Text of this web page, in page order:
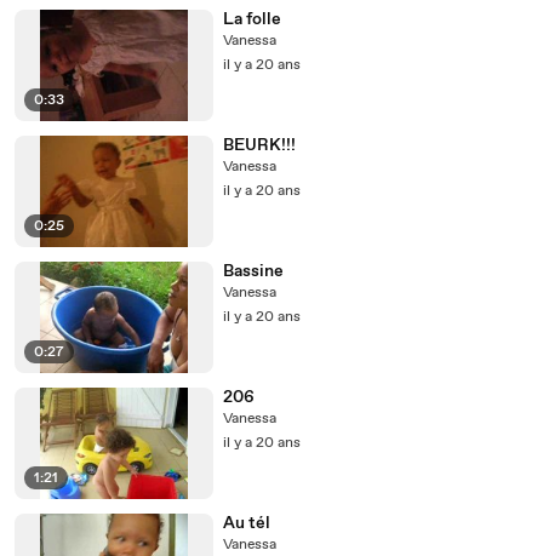
0:33
La folle
Vanessa
il y a 20 ans
0:25
BEURK!!!
Vanessa
il y a 20 ans
0:27
Bassine
Vanessa
il y a 20 ans
1:21
206
Vanessa
il y a 20 ans
Au tél
Vanessa